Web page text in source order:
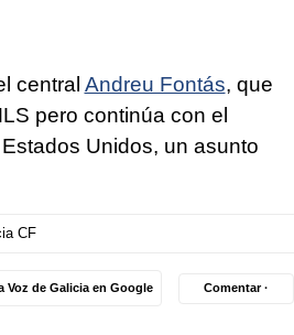
central Andreu Fontás, que
pero continúa con el
Unidos, un asunto
CF
Voz de Galicia en Google Comentar ·